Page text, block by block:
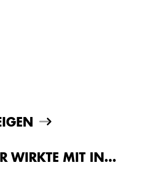
WIRKTE MIT IN…